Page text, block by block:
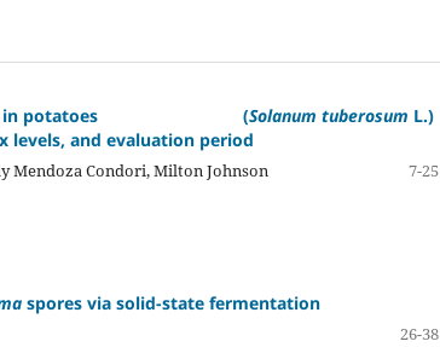
in potatoes (Solanum tuberosum L.)
levels, and evaluation period
Mendoza Condori, Milton Johnson
7-25
spores via solid-state fermentation
26-38